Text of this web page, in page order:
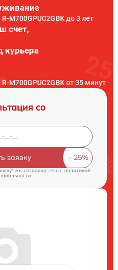
M700GPUC2GBK до 3 лет
счет,
курьера
M700GPUC2GBK от 35 минут
со
заявку
Вы соглашаетесь cполитикой